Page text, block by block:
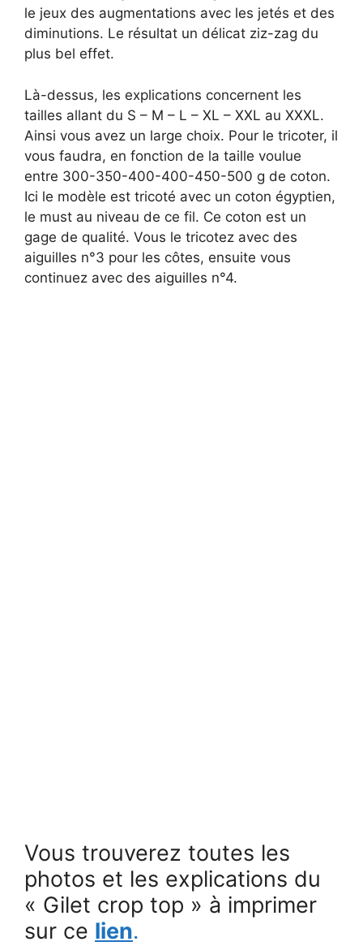
le jeux des augmentations avec les jetés et des
diminutions. Le résultat un délicat ziz-zag du
plus bel effet.
Là-dessus, les explications concernent les
tailles allant du S – M – L – XL – XXL au XXXL.
Ainsi vous avez un large choix. Pour le tricoter, il
vous faudra, en fonction de la taille voulue
entre 300-350-400-400-450-500 g de coton.
Ici le modèle est tricoté avec un coton égyptien,
le must au niveau de ce fil. Ce coton est un
gage de qualité. Vous le tricotez avec des
aiguilles n°3 pour les côtes, ensuite vous
continuez avec des aiguilles n°4.
Vous trouverez toutes les
photos et les explications du
« Gilet crop top » à imprimer
sur ce lien.